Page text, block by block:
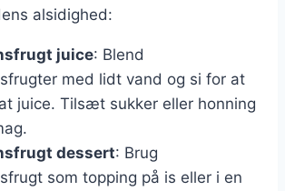
alsidighed:
juice: Blend
med lidt vand og si for at
juice. Tilsæt sukker eller honning
dessert: Brug
som topping på is eller i en